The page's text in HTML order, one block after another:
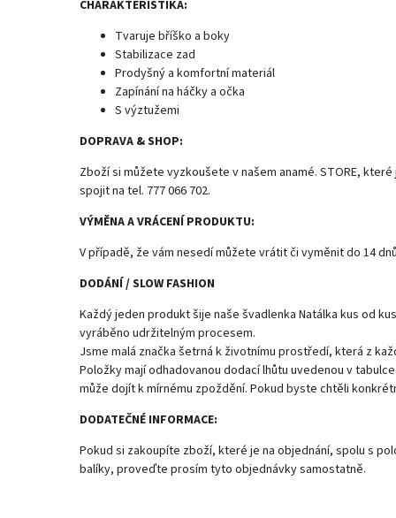
CHARAKTERISTIKA:
Tvaruje bříško a boky
Stabilizace zad
Prodyšný a komfortní materiál
Zapínání na háčky a očka
S výztužemi
DOPRAVA & SHOP:
Zboží si můžete vyzkoušete v našem anamé. STORE,
spojit na tel. 777 066 702.
VÝMĚNA A VRÁCENÍ PRODUKTU:
V případě, že vám nesedí můžete vrátit či vyměnit do 14
DODÁNÍ / SLOW FASHION
Každý jeden produkt šije naše švadlenka Natálka kus od
vyráběno udržitelným procesem.
Jsme malá značka šetrná k životnímu prostředí, která z
Položky mají odhadovanou dodací lhůtu uvedenou v
může dojít k mírnému zpoždění. Pokud byste chtěli
DODATEČNÉ INFORMACE:
Pokud si zakoupíte zboží, které je na objednání, spolu s
balíky, proveďte prosím tyto objednávky samostatně.